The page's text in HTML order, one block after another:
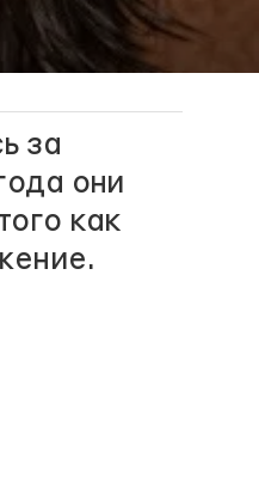
за
они
как